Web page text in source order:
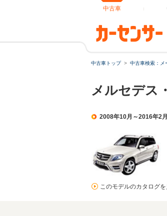
中古車
中古車トップ 中古車検索：メ
メルセデス
2008年10月～2016年2
このモデルのカタログを